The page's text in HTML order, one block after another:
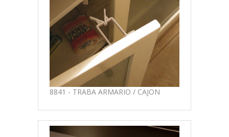
8841 - TRABA ARMARIO / CAJON